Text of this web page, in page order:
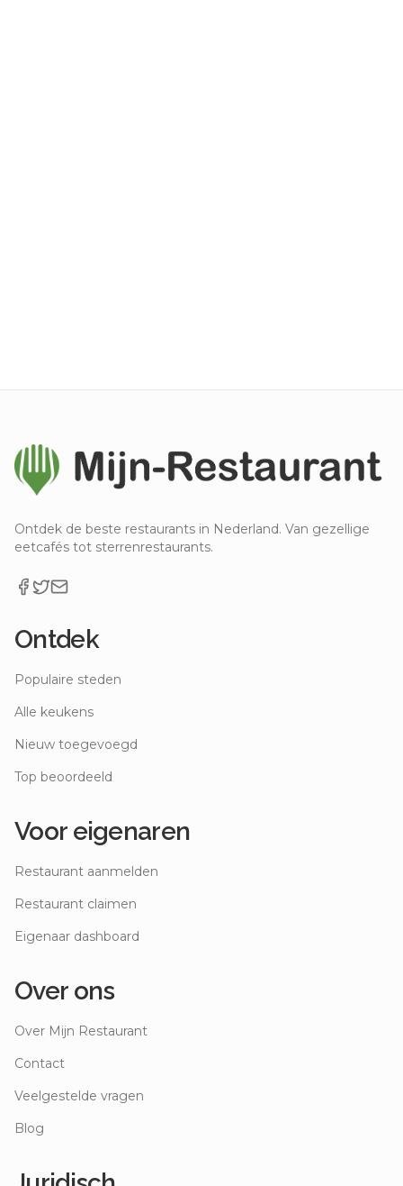
Ontdek de beste restaurants in Nederland. Van gezellige
eetcafés tot sterrenrestaurants.
Ontdek
Populaire steden
Alle keukens
Nieuw toegevoegd
Top beoordeeld
Voor eigenaren
Restaurant aanmelden
Restaurant claimen
Eigenaar dashboard
Over ons
Over Mijn Restaurant
Contact
Veelgestelde vragen
Blog